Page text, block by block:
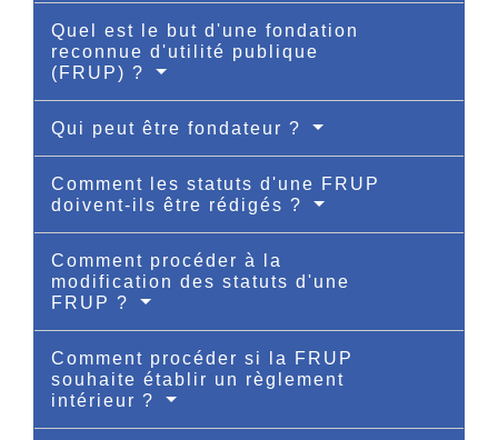
Quel est le but d'une fondation
reconnue d'utilité publique
(FRUP) ?
Qui peut être fondateur ?
Comment les statuts d'une FRUP
doivent-ils être rédigés ?
Comment procéder à la
modification des statuts d'une
FRUP ?
Comment procéder si la FRUP
souhaite établir un règlement
intérieur ?